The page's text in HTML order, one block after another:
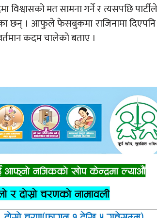
विश्वासको मत सामना गर्ने र त्यसपछि
छन् । आफुले फेसबुकमा राजिनामा
कदम चालेको बताए ।